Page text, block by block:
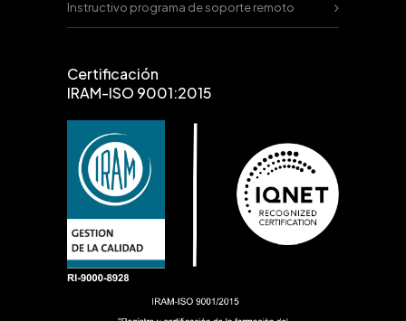
Instructivo programa de soporte remoto
Certificación
IRAM-ISO 9001:2015